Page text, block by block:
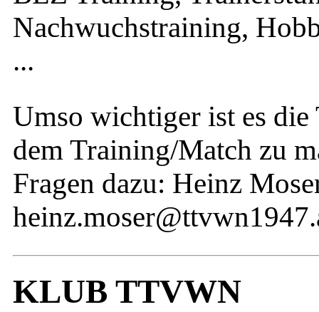
Nachwuchstraining,
...
Umso wichtiger ist es
dem Training/Match zu
Fragen dazu: Heinz
KLUB TTVWN